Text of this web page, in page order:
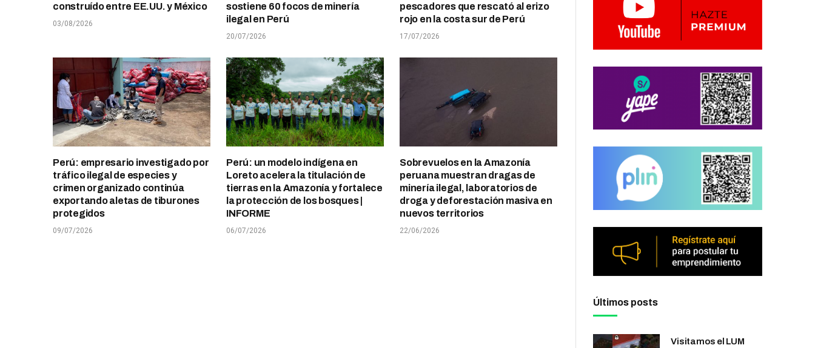
construído entre EE.UU. y México
03/08/2026
sostiene 60 focos de minería
ilegal en Perú
20/07/2026
pescadores que rescató al erizo
rojo en la costa sur de Perú
17/07/2026
Perú: empresario investigado por
tráfico ilegal de especies y
crimen organizado continúa
exportando aletas de tiburones
protegidos
09/07/2026
Perú: un modelo indígena en
Loreto acelera la titulación de
tierras en la Amazonía y fortalece
la protección de los bosques |
INFORME
06/07/2026
Sobrevuelos en la Amazonía
peruana muestran dragas de
minería ilegal, laboratorios de
droga y deforestación masiva en
nuevos territorios
22/06/2026
Últimos posts
Visitamos el LUM